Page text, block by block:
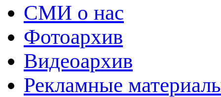
СМИ о нас
Фотоархив
Видеоархив
Рекламные